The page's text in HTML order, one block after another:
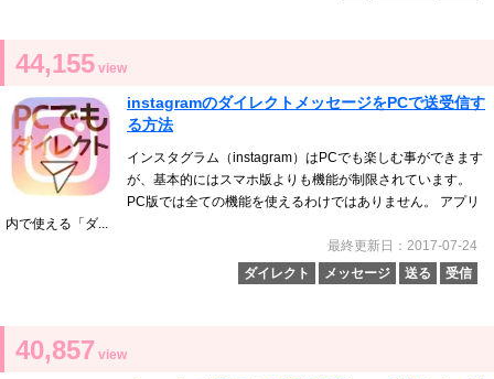
44,155 view
instagramのダイレクトメッセージをPCで送受信す
る方法
インスタグラム（instagram）はPCでも楽しむ事ができます
が、基本的にはスマホ版よりも機能が制限されています。
PC版では全ての機能を使えるわけではありません。 アプリ
内で使える「ダ...
最終更新日：2017-07-24
ダイレクト
メッセージ 送る 受信
40,857 view